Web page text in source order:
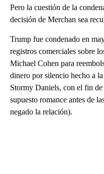
Pero la cuestión de la
decisión de Merchan sea
Trump fue condenado en
registros comerciales sobre
Michael Cohen para
dinero por silencio hecho a
Stormy Daniels, con el fin
supuesto romance antes de
negado la relación).